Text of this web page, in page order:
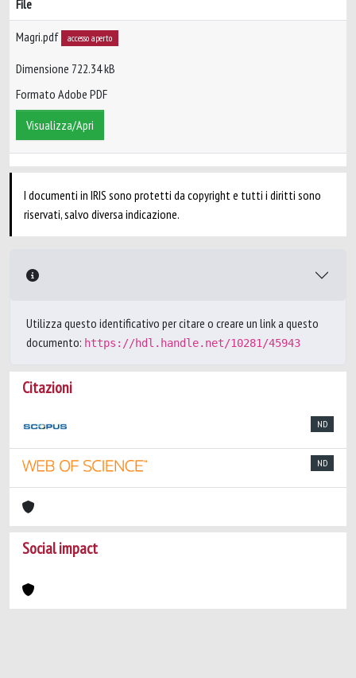
File
Magri.pdf accesso aperto
Dimensione 722.34 kB
Formato Adobe PDF
Visualizza/Apri
I documenti in IRIS sono protetti da copyright e tutti i diritti sono
riservati, salvo diversa indicazione.
Utilizza questo identificativo per citare o creare un link a questo
documento: https://hdl.handle.net/10281/45943
Citazioni
ND
ND
Social impact